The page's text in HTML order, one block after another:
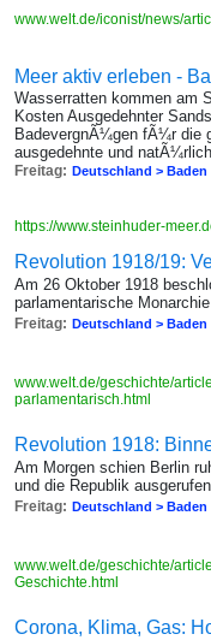
www.welt.de/iconist/news/
Meer aktiv erleben -
Wasserratten kommen am
Kosten Ausgedehnter
BadevergnÃ¼gen fÃ¼r die
ausgedehnte und
Freitag: Deutschland > Baden
https://www.steinhuder-
Revolution 1918/19:
Am 26 Oktober 1918
parlamentarische
Freitag: Deutschland > Baden
www.welt.de/geschichte/
parlamentarisch.html
Revolution 1918:
Am Morgen schien Berlin
und die Republik
Freitag: Deutschland > Baden
www.welt.de/geschichte/
Geschichte.html
Corona, Klima, Gas: